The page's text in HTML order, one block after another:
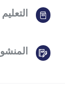
التعليم